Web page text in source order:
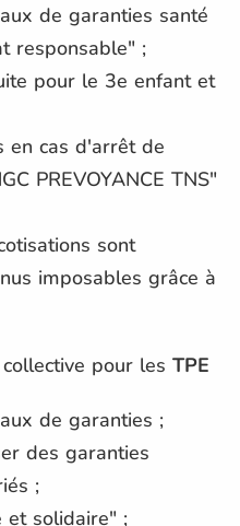
de garanties santé
responsable" ;
pour le 3e enfant et
en cas d'arrêt de
PREVOYANCE TNS"
sont
imposables grâce à
pour les TPE
de garanties ;
des garanties
;
et solidaire" ;